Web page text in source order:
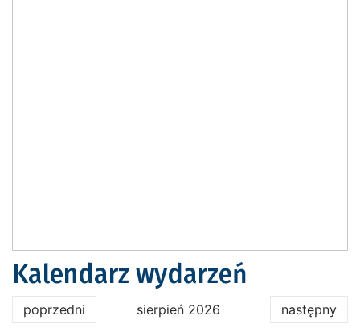
Kalendarz wydarzeń
poprzedni sierpień 2026 następny